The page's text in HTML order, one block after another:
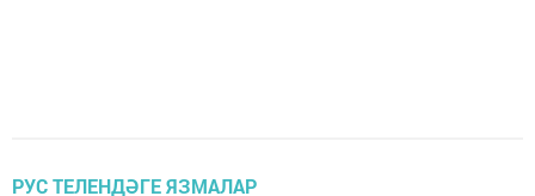
РУС ТЕЛЕНДӘГЕ ЯЗМАЛАР